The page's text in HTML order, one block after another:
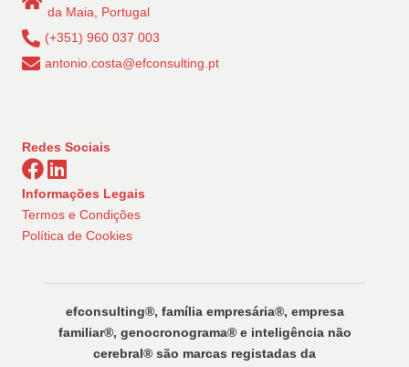
da Maia, Portugal
(+351) 960 037 003
antonio.costa@efconsulting.pt
Redes Sociais
Informações Legais
Termos e Condições
Política de Cookies
efconsulting®️, família empresária®️, empresa
familiar®️, genocronograma®️ e inteligência não
cerebral®️ são marcas registadas da